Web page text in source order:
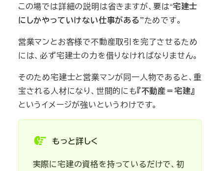
この場では詳細の説明は省きますが、要は“宅建士
にしかやっていけない仕事がある”ためです。
営業マンとお客様で不動産取引を完了させるため
には、必ず宅建士の力を借りなければなりません。
そのため宅建士と営業マンが同一人物であると、重
宝される人材になり、世間的にも『不動産＝宅建』
というイメージが強いというわけです。
もっと詳しく
実際に宅建の資格を持っているだけで、初